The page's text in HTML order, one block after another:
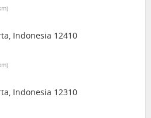
Indonesia 12410
Indonesia 12310